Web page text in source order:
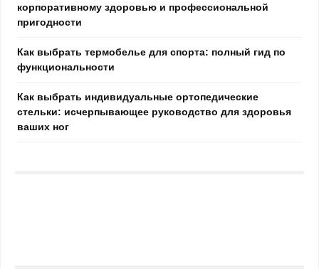
корпоративному здоровью и профессиональной
пригодности
Как выбрать термобелье для спорта: полный гид по
функциональности
Как выбрать индивидуальные ортопедические
стельки: исчерпывающее руководство для здоровья
ваших ног